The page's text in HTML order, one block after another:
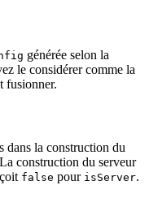
générée selon la
le considérer comme la
fusionner.
dans la construction du
construction du serveur
false pour isServer.